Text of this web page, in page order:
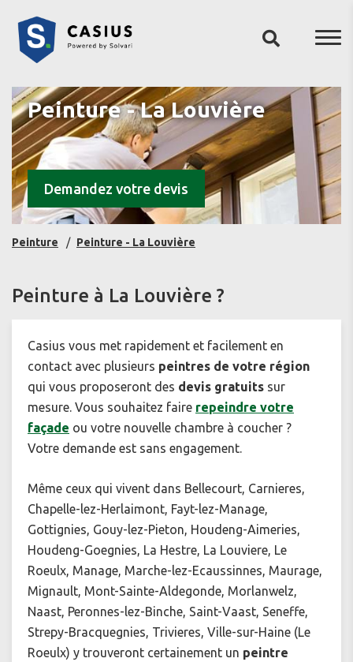
Peinture - La Louvière
Demandez votre devis
Peinture Peinture - La Louvière
Peinture à La Louvière ?
Casius vous met rapidement et facilement en
contact avec plusieurs peintres de votre région
qui vous proposeront des devis gratuits sur
mesure. Vous souhaitez faire repeindre votre
façade ou votre nouvelle chambre à coucher ?
Votre demande est sans engagement.
Même ceux qui vivent dans Bellecourt, Carnieres,
Chapelle-lez-Herlaimont, Fayt-lez-Manage,
Gottignies, Gouy-lez-Pieton, Houdeng-Aimeries,
Houdeng-Goegnies, La Hestre, La Louviere, Le
Roeulx, Manage, Marche-lez-Ecaussinnes, Maurage,
Mignault, Mont-Sainte-Aldegonde, Morlanwelz,
Naast, Peronnes-lez-Binche, Saint-Vaast, Seneffe,
Strepy-Bracquegnies, Trivieres, Ville-sur-Haine (Le
Roeulx) y trouveront certainement un peintre